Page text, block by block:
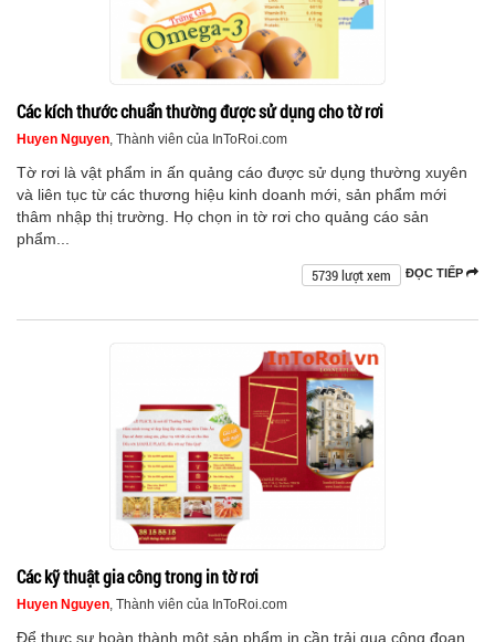
Các kích thước chuẩn thường được sử dụng cho tờ rơi
Huyen Nguyen , Thành viên của InToRoi.com
Tờ rơi là vật phẩm in ấn quảng cáo được sử dụng thường xuyên
và liên tục từ các thương hiệu kinh doanh mới, sản phẩm mới
thâm nhập thị trường. Họ chọn in tờ rơi cho quảng cáo sản
phẩm...
ĐỌC TIẾP
5739 lượt xem
Các kỹ thuật gia công trong in tờ rơi
Huyen Nguyen , Thành viên của InToRoi.com
Để thực sự hoàn thành một sản phẩm in cần trải qua công đoạn